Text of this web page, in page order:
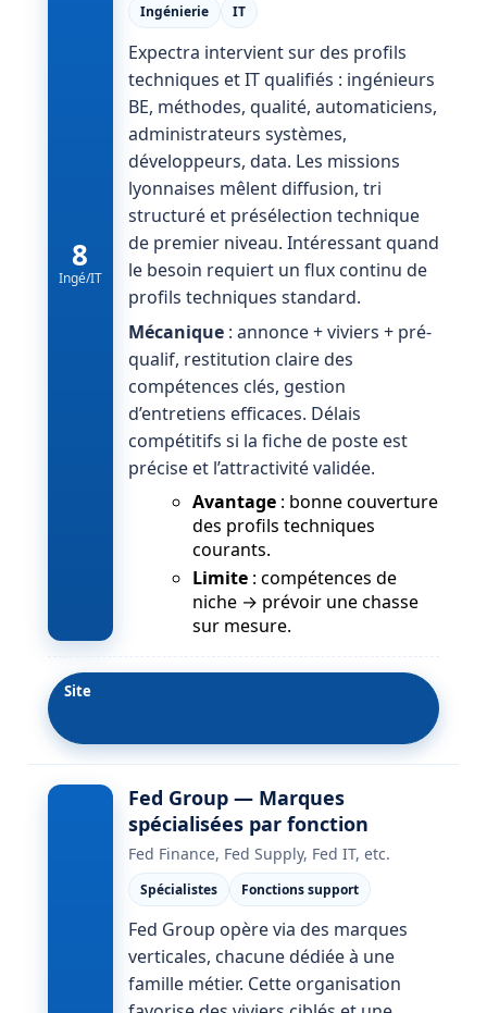
8
Ingé/IT
Ingénierie IT
Expectra intervient sur des profils
techniques et IT qualifiés : ingénieurs
BE, méthodes, qualité, automaticiens,
administrateurs systèmes,
développeurs, data. Les missions
lyonnaises mêlent diffusion, tri
structuré et présélection technique
de premier niveau. Intéressant quand
le besoin requiert un flux continu de
profils techniques standard.
Mécanique: annonce + viviers + pré-
qualif, restitution claire des
compétences clés, gestion
d’entretiens efficaces. Délais
compétitifs si la fiche de poste est
précise et l’attractivité validée.
Avantage : bonne couverture
des profils techniques
courants.
Limite : compétences de
niche → prévoir une chasse
sur mesure.
Site
Fed Group — Marques
spécialisées par fonction
Fed Finance, Fed Supply, Fed IT, etc.
Spécialistes Fonctions support
Fed Group opère via des marques
verticales, chacune dédiée à une
famille métier. Cette organisation